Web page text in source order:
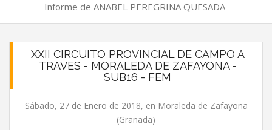
Informe de ANABEL PEREGRINA QUESADA
XXII CIRCUITO PROVINCIAL DE CAMPO A
TRAVES - MORALEDA DE ZAFAYONA -
SUB16 - FEM
Sábado, 27 de Enero de 2018, en Moraleda de Zafayona
(Granada)